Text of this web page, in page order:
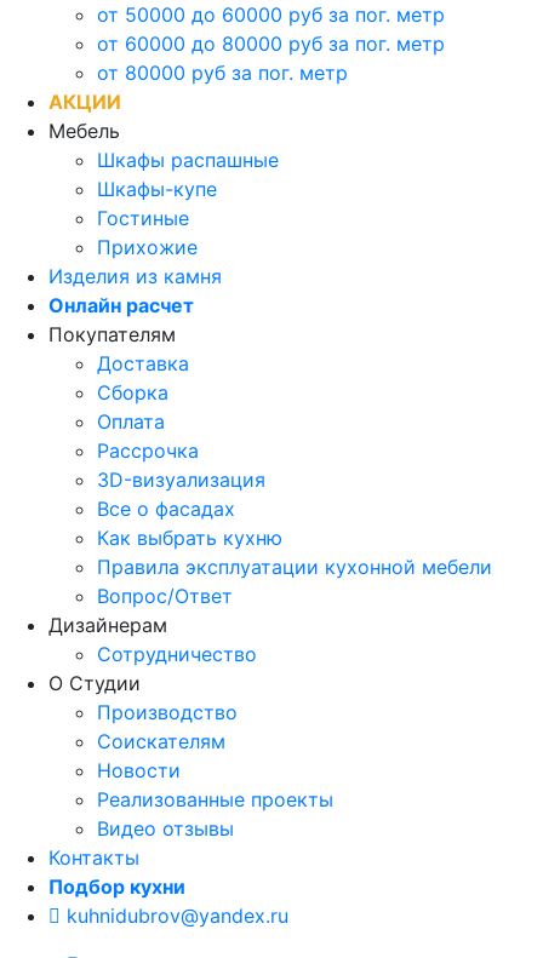
от 50000 до 60000 руб за пог. метр
от 60000 до 80000 руб за пог. метр
от 80000 руб за пог. метр
АКЦИИ
Мебель
Шкафы распашные
Шкафы-купе
Гостиные
Прихожие
Изделия из камня
Онлайн расчет
Покупателям
Доставка
Сборка
Оплата
Рассрочка
3D-визуализация
Все о фасадах
Как выбрать кухню
Правила эксплуатации кухонной мебели
Вопрос/Ответ
Дизайнерам
Сотрудничество
О Студии
Производство
Соискателям
Новости
Реализованные проекты
Видео отзывы
Контакты
Подбор кухни
kuhnidubrov@yandex.ru